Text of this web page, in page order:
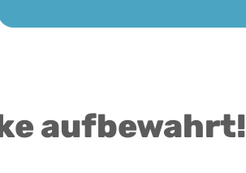
aufbewahrt!